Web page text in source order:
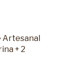
Artesanal
+ 2